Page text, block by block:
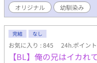
オリジナル
幼馴染み
完結 なし
お気に入り : 845 24h.ポイン
【BL】俺の兄はイカれ